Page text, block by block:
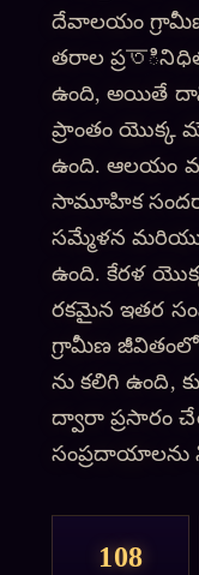
దేవాలయం
తరాల
ఉంది, అయితే
ప్రాంతం యొక్క
ఉంది. ఆలయం
సామూహిక
సమ్మేళన మరియు
ఉంది. కేరళ
రకమైన ఇతర
గ్రామీణ
ను కలిగి ఉంది,
ద్వారా ప్రసారం
సంప్రదాయాలను
108